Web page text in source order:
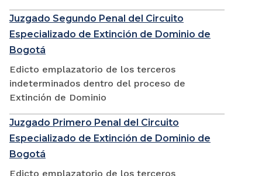
Juzgado Segundo Penal del Circuito
Especializado de Extinción de Dominio de
Bogotá
Edicto emplazatorio de los terceros
indeterminados dentro del proceso de
Extinción de Dominio
Juzgado Primero Penal del Circuito
Especializado de Extinción de Dominio de
Bogotá
Edicto emplazatorio de los terceros